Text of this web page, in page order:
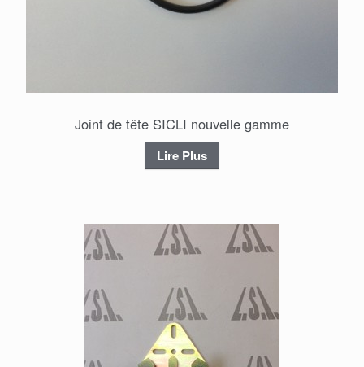
Joint de tête SICLI nouvelle gamme
Lire Plus